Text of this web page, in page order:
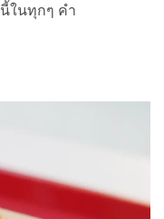
ในทุกๆ คำ